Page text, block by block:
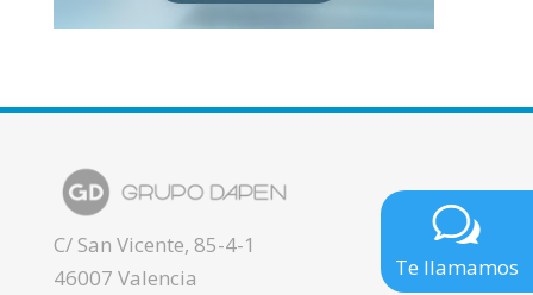
C/ San Vicente, 85-4-1
46007 Valencia
Te llamamos